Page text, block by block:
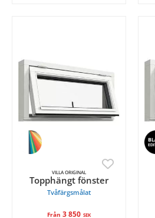
VILLA ORIGINAL
Topphängt fönster
Tvåfärgsmålat
Från 3 850 SEK